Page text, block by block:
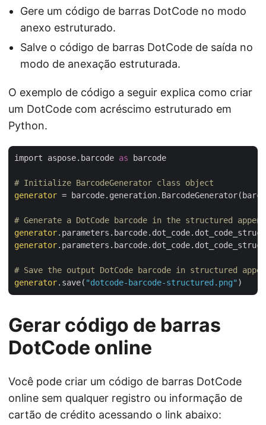
Gere um código de barras DotCode no modo
anexo estruturado.
Salve o código de barras DotCode de saída no
modo de anexação estruturada.
O exemplo de código a seguir explica como criar
um DotCode com acréscimo estruturado em
Python.
import aspose.barcode as barcode
# Initialize BarcodeGenerator class object
generator =
# Generate a DotCode barcode in the structured append
generator
generator
# Save the output DotCode barcode in structured
generator.save( "dotcode-barcode-structured.png"
Gerar código de barras
DotCode online
Você pode criar um código de barras DotCode
online sem qualquer registro ou informação de
cartão de crédito acessando o link abaixo: